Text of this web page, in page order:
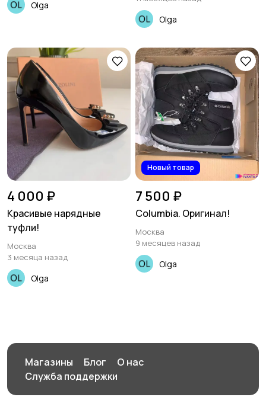
Olga
Olga
4 000 ₽
Красивые нарядные
туфли!
Москва
3 месяца назад
Olga
Новый товар
7 500 ₽
Columbia. Оригинал!
Москва
9 месяцев назад
Olga
Магазины Блог
О нас
Служба поддержки